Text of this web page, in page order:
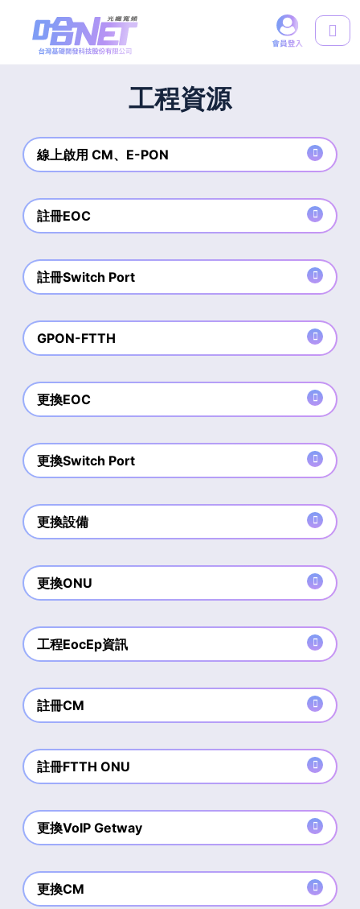
工程資源
線上啟用 CM、E-PON
註冊EOC
註冊Switch Port
GPON-FTTH
更換EOC
更換Switch Port
更換設備
更換ONU
工程EocEp資訊
註冊CM
註冊FTTH ONU
更換VoIP Getway
更換CM